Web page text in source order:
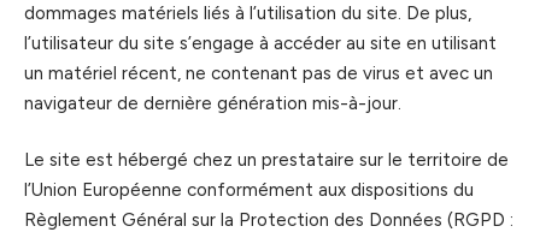
dommages matériels liés à l’utilisation du site. De plus,
l’utilisateur du site s’engage à accéder au site en utilisant
un matériel récent, ne contenant pas de virus et avec un
navigateur de dernière génération mis-à-jour.
Le site est hébergé chez un prestataire sur le territoire de
l’Union Européenne conformément aux dispositions du
Règlement Général sur la Protection des Données (RGPD :